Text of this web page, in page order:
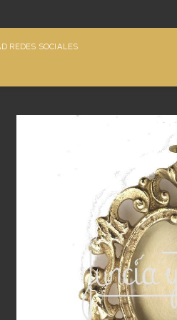
REDES SOCIALES